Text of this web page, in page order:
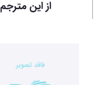
از این مترجم